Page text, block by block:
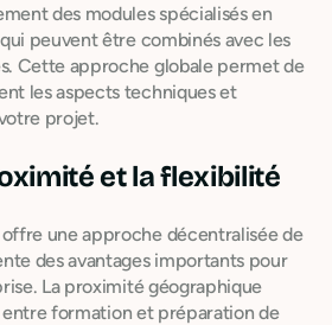
des modules spécialisés en
peuvent être combinés avec les
Cette approche globale permet de
les aspects techniques et
projet.
et la flexibilité
une approche décentralisée de
des avantages importants pour
La proximité géographique
formation et préparation de